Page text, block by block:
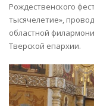
Рождественского
тысячелетие»,
областной
Тверской епархии.